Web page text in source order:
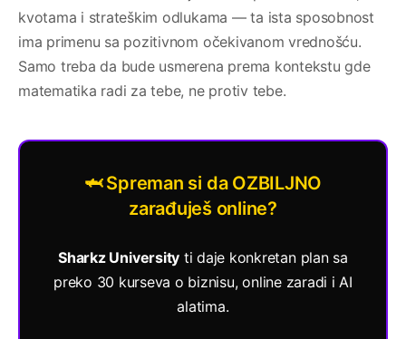
kvotama i strateškim odlukama — ta ista sposobnost
ima primenu sa pozitivnom očekivanom vrednošću.
Samo treba da bude usmerena prema kontekstu gde
matematika radi za tebe, ne protiv tebe.
🦈 Spreman si da OZBILJNO
zarađuješ online?
Sharkz University ti daje konkretan plan sa
preko 30 kurseva o biznisu, online zaradi i AI
alatima.